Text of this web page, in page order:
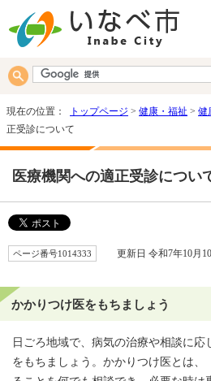
現在の位置： トップページ > 健康・福祉 > 健
正受診について
医療機関への適正受診につい
ページ番号1014333 更新日 令和7年10月10
かかりつけ医をもちましょう
日ごろ地域で、病気の治療や相談に応
をもちましょう。かかりつけ医とは、